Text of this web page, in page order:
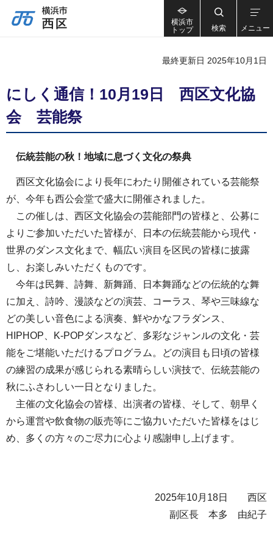
横浜市
トップ
検索 メニュー
最終更新日 2025年10月1日
にしく通信！10月19日 西区文化協
会 芸能祭
伝統芸能の秋！地域に息づく文化の祭典
西区文化協会により長年にわたり開催されている芸能祭
が、今年も西公会堂で盛大に開催されました。
この催しは、西区文化協会の芸能部門の皆様と、公募に
よりご参加いただいた皆様が、日本の伝統芸能から現代・
世界のダンス文化まで、幅広い演目を区民の皆様に披露
し、お楽しみいただくものです。
今年は民舞、詩舞、新舞踊、日本舞踊などの伝統的な舞
に加え、詩吟、漫談などの演芸、コーラス、琴や三味線な
どの美しい音色による演奏、鮮やかなフラダンス、
HIPHOP、K-POPダンスなど、多彩なジャンルの文化・芸
能をご堪能いただけるプログラム。どの演目も日頃の皆様
の練習の成果が感じられる素晴らしい演技で、伝統芸能の
秋にふさわしい一日となりました。
主催の文化協会の皆様、出演者の皆様、そして、朝早く
から運営や飲食物の販売等にご協力いただいた皆様をはじ
め、多くの方々のご尽力に心より感謝申し上げます。
2025年10月18日 西区
副区長 本多 由紀子